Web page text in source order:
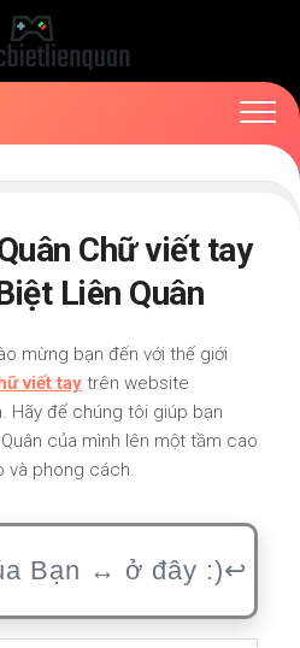
Chữ viết tay
Liên Quân
mừng bạn đến với thế giới
viết tay trên website
Hãy để chúng tôi giúp bạn
của mình lên một tầm cao
và phong cách.